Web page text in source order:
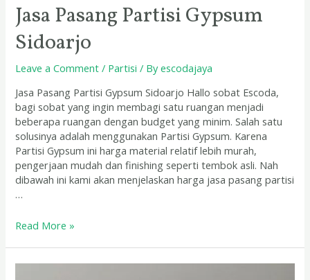
Jasa Pasang Partisi Gypsum
Sidoarjo
Leave a Comment / Partisi / Byescodajaya
Jasa Pasang Partisi Gypsum Sidoarjo Hallo sobat Escoda,
bagi sobat yang ingin membagi satu ruangan menjadi
beberapa ruangan dengan budget yang minim. Salah satu
solusinya adalah menggunakan Partisi Gypsum. Karena
Partisi Gypsum ini harga material relatif lebih murah,
pengerjaan mudah dan finishing seperti tembok asli. Nah
dibawah ini kami akan menjelaskan harga jasa pasang partisi
…
Read More »